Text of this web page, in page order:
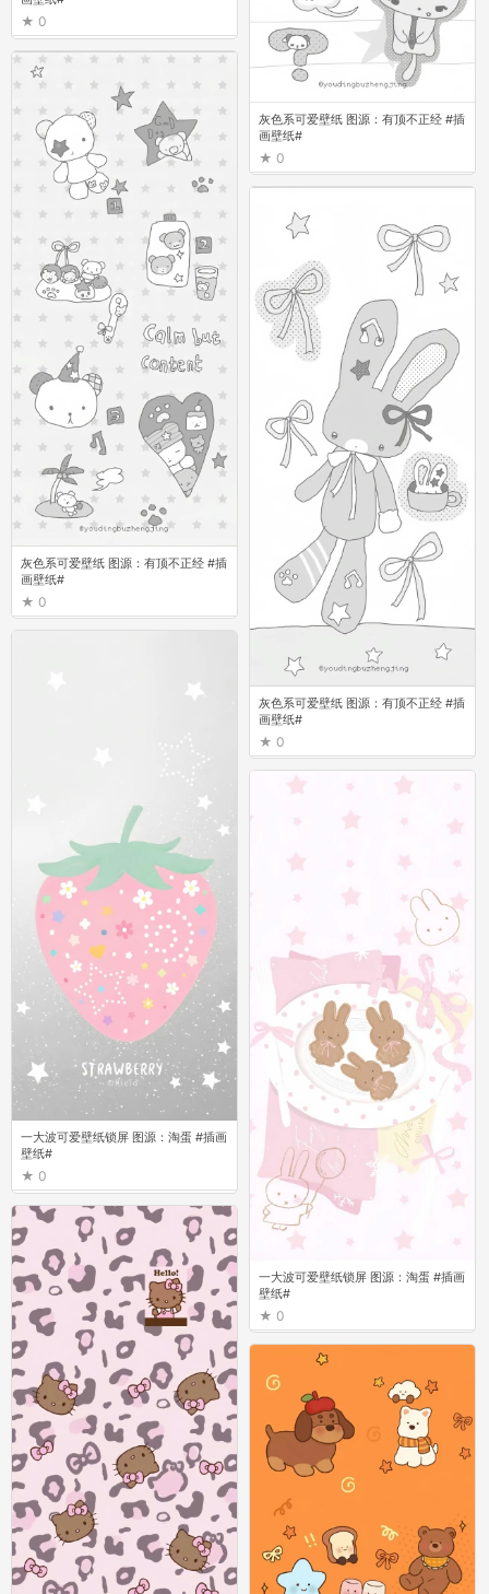
灰色系可爱壁纸 图源：有顶不正经 #插
画壁纸#
0
灰色系可爱壁纸 图源：有顶不正经 #插
画壁纸#
0
一大波可爱壁纸锁屏 图源：淘蛋 #插画
壁纸#
0
一大波可爱壁纸锁屏 图源：淘蛋 #插画
壁纸#
0
0
灰色系可爱壁纸 图源：有顶不正经 #插
画壁纸#
0